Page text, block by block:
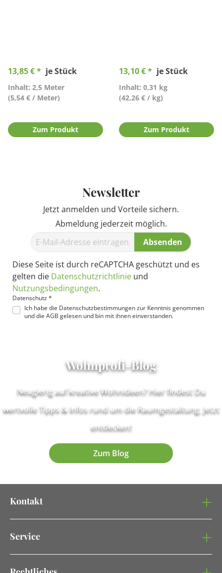
13,85 € * je Stück
Inhalt: 2,5 Meter
(5,54 € / Meter)
Zum Produkt
13,10 € * je Stück
Inhalt: 0,31 kg
(42,26 € / kg)
Zum Produkt
Newsletter
Jetzt anmelden und Vorteile sichern.
Abmeldung jederzeit möglich.
Absenden
Diese Seite ist durch reCAPTCHA geschützt und es
gelten die Datenschutzrichtlinie und
Nutzungsbedingungen.
Datenschutz *
Ich habe die Datenschutzbestimmungenzur Kenntnis genommen
und die AGB gelesen und bin mit ihnen einverstanden.
Wohnprofi-Blog
Neugierig auf kreative Wohnideen? Hier findest Du
wertvolle Tipps & Infos rund um die Raumgestaltung. Jetzt
entdecken!
Zum Blog
Kontakt
Service